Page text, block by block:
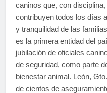
caninos que, con
contribuyen todos los días
y tranquilidad de las
es la primera entidad del
jubilación de oficiales
de seguridad, como parte
bienestar animal. León,
de cientos de